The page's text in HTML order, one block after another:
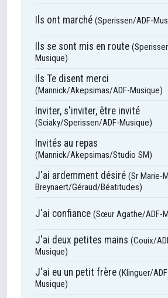
Ils ont marché (Sperissen/ADF-
Ils se sont mis en route
Musique)
Ils Te disent merci
(Mannick/Akepsimas/ADF-Musique)
Inviter, s'inviter, être invité
(Sciaky/Sperissen/ADF-Musique)
Invités au repas
(Mannick/Akepsimas/Studio SM)
J'ai ardemment désiré (Sr Marie-
Breynaert/Géraud/Béatitudes)
J'ai confiance (Sœur Agathe/ADF-
J'ai deux petites mains (Couix/
Musique)
J'ai eu un petit frère (Klinguer/
Musique)